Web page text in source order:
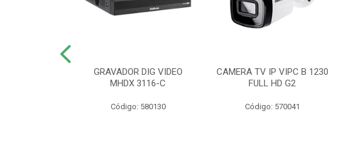
GRAVADOR DIG VIDEO
MHDX 3116-C
Código: 580130
CAMERA TV IP VIPC B 1230
FULL HD G2
Código: 570041